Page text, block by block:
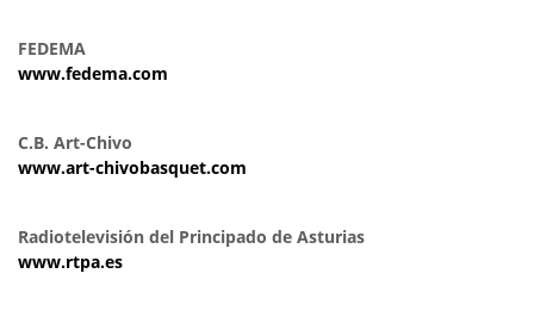
FEDEMA
www.fedema.com
C.B. Art-Chivo
www.art-chivobasquet.com
Radiotelevisión del Principado de Asturias
www.rtpa.es